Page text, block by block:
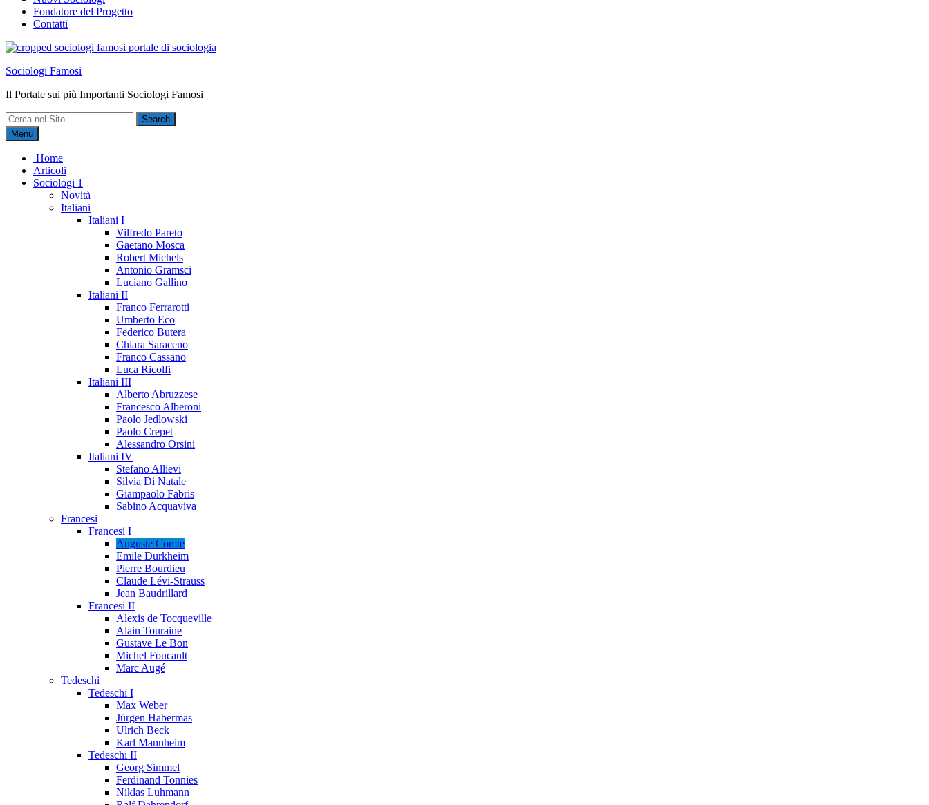
Fondatore del Progetto
Contatti
Sociologi Famosi
Il Portale sui più Importanti Sociologi Famosi
Search
for:Menu
Home
Articoli
Sociologi 1
Novità
Italiani
Italiani I
Vilfredo Pareto
Gaetano Mosca
Robert Michels
Antonio Gramsci
Luciano Gallino
Italiani II
Franco Ferrarotti
Umberto Eco
Federico Butera
Chiara Saraceno
Franco Cassano
Luca Ricolfi
Italiani III
Alberto Abruzzese
Francesco Alberoni
Paolo Jedlowski
Paolo Crepet
Alessandro Orsini
Italiani IV
Stefano Allievi
Silvia Di Natale
Giampaolo Fabris
Sabino Acquaviva
Francesi
Francesi I
Auguste Comte
Emile Durkheim
Pierre Bourdieu
Claude Lévi-Strauss
Jean Baudrillard
Francesi II
Alexis de Tocqueville
Alain Touraine
Gustave Le Bon
Michel Foucault
Marc Augé
Tedeschi
Tedeschi I
Max Weber
Jürgen Habermas
Ulrich Beck
Karl Mannheim
Tedeschi II
Georg Simmel
Ferdinand Tonnies
Niklas Luhmann